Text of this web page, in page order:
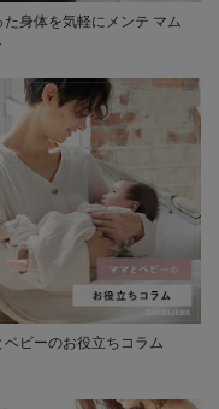
た身体を気軽にメンテ マム
ベビーのお役立ちコラム